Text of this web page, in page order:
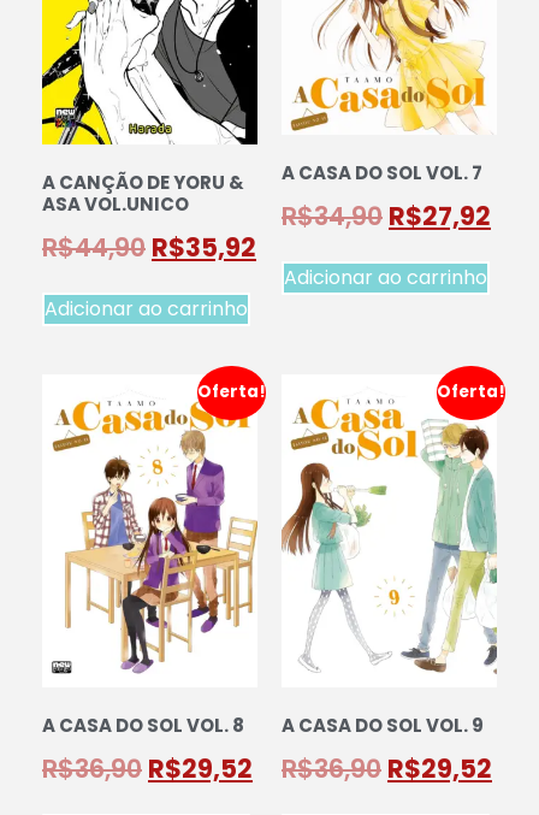
A CANÇÃO DE YORU &
ASA VOL.UNICO
R$44,90 R$35,92
Adicionar ao carrinho
A CASA DO SOL VOL. 7
R$34,90 R$27,92
Adicionar ao carrinho
Oferta!
A CASA DO SOL VOL. 8
R$36,90 R$29,52
Oferta!
A CASA DO SOL VOL. 9
R$36,90 R$29,52